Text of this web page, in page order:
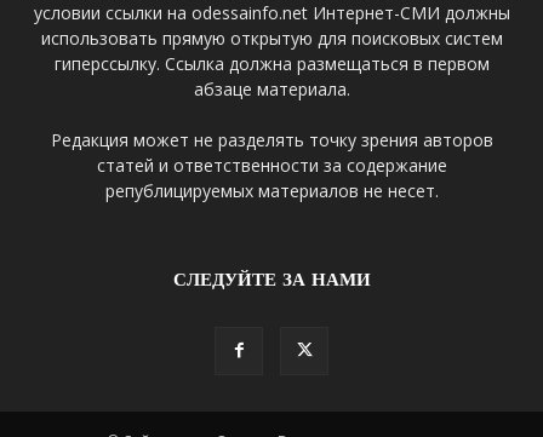
условии ссылки на odessainfo.net Интернет-СМИ должны
использовать прямую открытую для поисковых систем
гиперссылку. Ссылка должна размещаться в первом
абзаце материала.
Редакция может не разделять точку зрения авторов
статей и ответственности за содержание
републицируемых материалов не несет.
СЛЕДУЙТЕ ЗА НАМИ